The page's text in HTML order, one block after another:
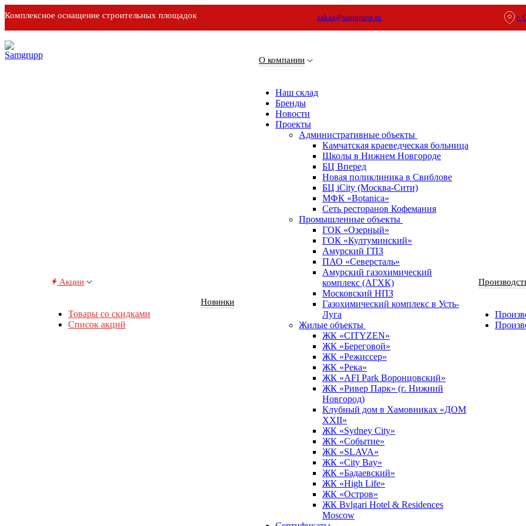
Комплексное оснащение строительных площадок zakaz@samgrupp.ru г.
Акции
Товары со скидками
Список акций
Новинки
О компании
Наш склад
Бренды
Новости
Проекты
Административные объекты
Камчатская краеведческая больница
Школы в Нижнем Новгороде
БЦ Вперед
Новая поликлиника в Свиблове
БЦ iCity (Москва-Сити)
МФК «Botanica»
Сеть ресторанов Кофемания
Промышленные объекты
ГОК «Озерный»
ГОК «Култуминский»
Амурский ГПЗ
ПАО «Северсталь»
Амурский газохимический
комплекс (АГХК)
Московский НПЗ
Газохимический комплекс в Усть-
Луга
Жилые объекты
ЖК «CITYZEN»
ЖК «Береговой»
ЖК «Режиссер»
ЖК «Река»
ЖК «AFI Park Воронцовский»
ЖК «Ривер Парк» (г. Нижний
Новгород)
Клубный дом в Хамовниках «ДОМ
XXII»
ЖК «Sydney City»
ЖК «Событие»
ЖК «SLAVA»
ЖК «City Bay»
ЖК «Бадаевский»
ЖК «High Life»
ЖК «Остров»
ЖК Bvlgari Hotel & Residences
Moscow